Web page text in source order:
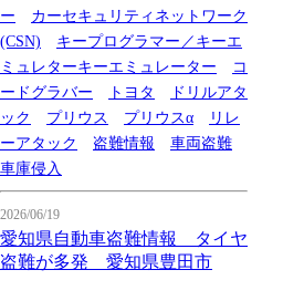
ー
カーセキュリティネットワーク
(CSN)
キープログラマー／キーエ
ミュレターキーエミュレーター
コ
ードグラバー
トヨタ
ドリルアタ
ック
プリウス プリウスα
リレ
ーアタック
盗難情報
車両盗難
車庫侵入
2026/06/19
愛知県自動車盗難情報 タイヤ
盗難が多発 愛知県豊田市